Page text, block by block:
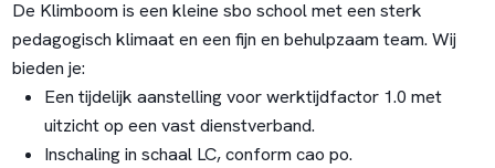
De Klimboom is een kleine sbo school met een sterk
pedagogisch klimaat en een fijn en behulpzaam team. Wij
bieden je:
Een tijdelijk aanstelling voor werktijdfactor 1.0 met
uitzicht op een vast dienstverband.
Inschaling in schaal LC, conform cao po.